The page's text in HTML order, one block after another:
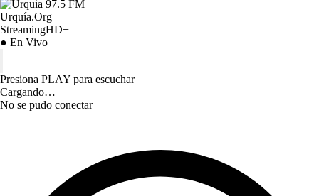
Urquía.Org
StreamingHD+
● En Vivo
Presiona PLAY para escuchar
Cargando…
No se pudo conectar